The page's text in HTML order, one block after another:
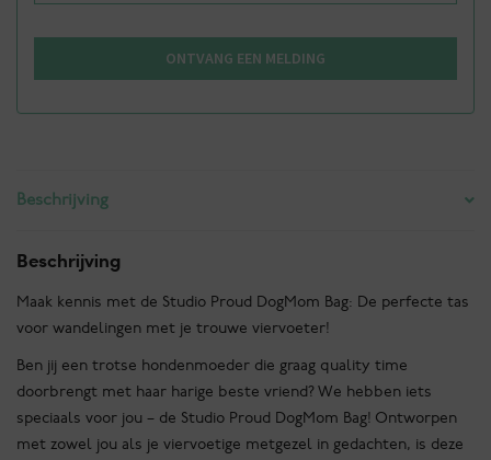
Beschrijving
Beschrijving
Maak kennis met de Studio Proud DogMom Bag: De perfecte tas
voor wandelingen met je trouwe viervoeter!
Ben jij een trotse hondenmoeder die graag quality time
doorbrengt met haar harige beste vriend? We hebben iets
speciaals voor jou – de Studio Proud DogMom Bag! Ontworpen
met zowel jou als je viervoetige metgezel in gedachten, is deze